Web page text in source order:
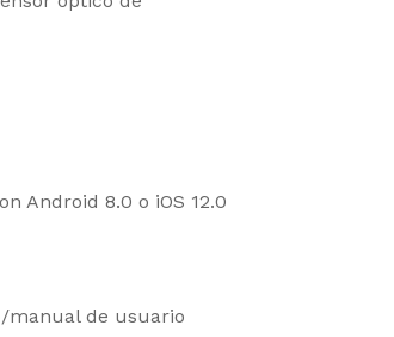
Android 8.0 o iOS 12.0
manual de usuario